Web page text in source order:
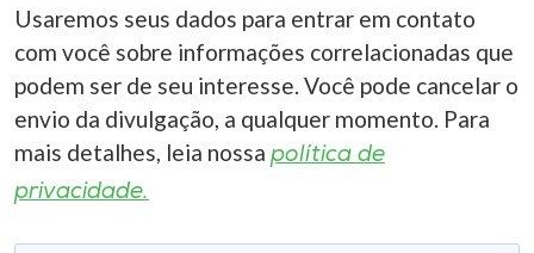
Usaremos seus dados para entrar em contato
com você sobre informações correlacionadas que
podem ser de seu interesse. Você pode cancelar o
envio da divulgação, a qualquer momento. Para
mais detalhes, leia nossa política de
privacidade.